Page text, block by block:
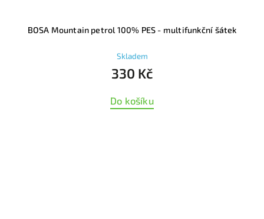
BOSA Mountain petrol 100% PES - multifunkční šátek
Skladem
330 Kč
Do košíku